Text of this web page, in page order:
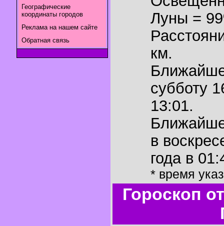
Географические
координаты городов
Реклама на нашем сайте
Обратная связь
Луны =
км.
субботу
13:01.
в
года в
* время
Гороскоп